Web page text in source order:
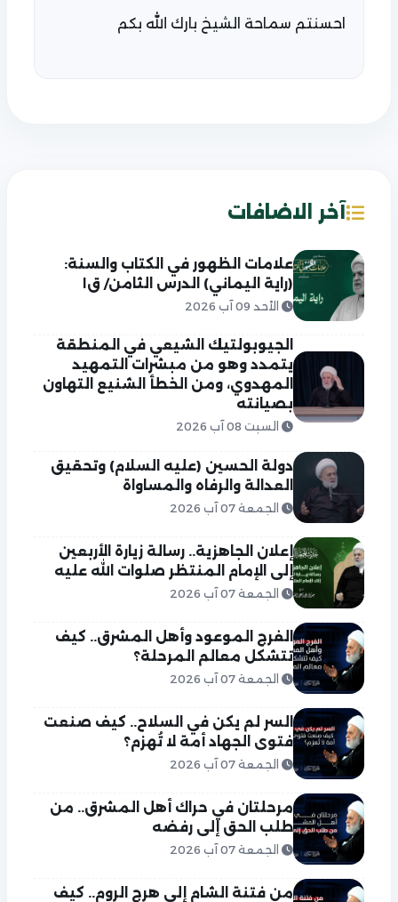
احسنتم سماحة الشيخ بارك الله بكم
آخر الاضافات
علامات الظهور في الكتاب والسنة:
(راية اليماني) الدرس الثامن/ ق١
الأحد 09 آب 2026
الجيوبولتيك الشيعي في المنطقة
يتمدد وهو من مبشرات التمهيد
المهدوي، ومن الخطأ الشنيع التهاون
بصيانته
السبت 08 آب 2026
دولة الحسين (عليه السلام) وتحقيق
العدالة والرفاه والمساواة
الجمعة 07 آب 2026
إعلان الجاهزية.. رسالة زيارة الأربعين
إلى الإمام المنتظر صلوات الله عليه
الجمعة 07 آب 2026
الفرج الموعود وأهل المشرق.. كيف
تتشكل معالم المرحلة؟
الجمعة 07 آب 2026
السر لم يكن في السلاح.. كيف صنعت
فتوى الجهاد أمة لا تُهزم؟
الجمعة 07 آب 2026
مرحلتان في حراك أهل المشرق.. من
طلب الحق إلى رفضه
الجمعة 07 آب 2026
من فتنة الشام إلى هرج الروم.. كيف